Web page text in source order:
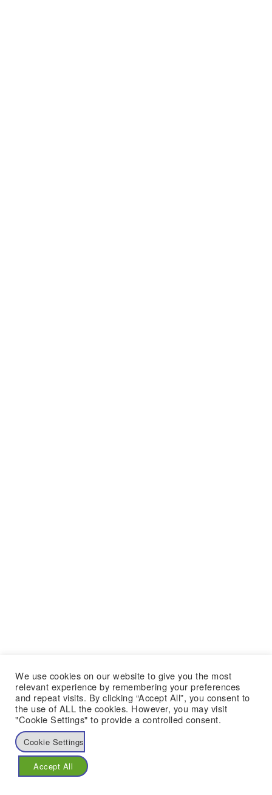
We use cookies on our website to give you the most
relevant experience by remembering your preferences
and repeat visits. By clicking “Accept All”, you consent to
the use of ALL the cookies. However, you may visit
"Cookie Settings" to provide a controlled consent.
Cookie Settings
Accept All